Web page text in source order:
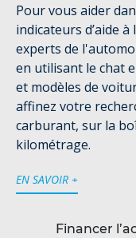
Pour vous aider
indicateurs d’aide
experts de
en utilisant le chat
et modèles de
affinez votre
carburant, sur la
kilométrage.
EN SAVOIR +
Financer